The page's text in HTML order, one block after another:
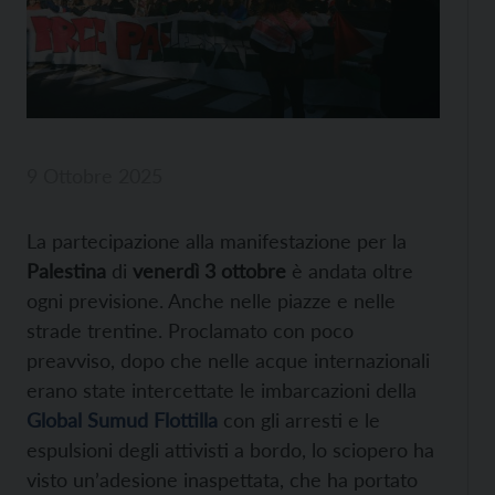
La partecipazione alla manifestazione per la
Palestina di venerdì 3 ottobre è andata oltre
ogni previsione. Anche nelle piazze e nelle
strade trentine. Proclamato con poco
preavviso, dopo che nelle acque internazionali
erano state intercettate le imbarcazioni della
Global Sumud Flottilla con gli arresti e le
espulsioni degli attivisti a bordo, lo sciopero ha
visto un’adesione inaspettata, che ha portato